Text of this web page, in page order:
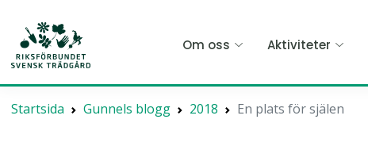
Hoppa
huvudinnehållet
Om oss Aktiviteter
Startsida Gunnels blogg 2018 En plats för själen